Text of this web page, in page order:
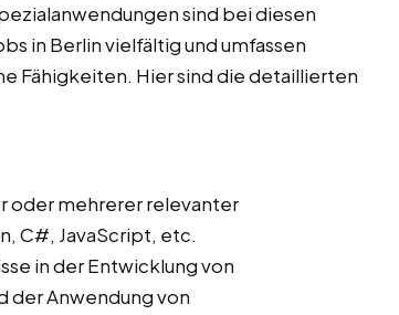
sind bei diesen
in Berlin vielfältig und umfassen
Fähigkeiten. Hier sind die detaillierten
oder mehrerer relevanter
C#, JavaScript, etc.
in der Entwicklung von
der Anwendung von